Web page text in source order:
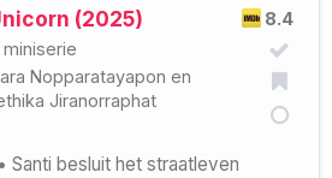
8.4
(2025)
miniserie
Nopparatayapon en
Jiranorraphat
• Santi besluit het straatleven